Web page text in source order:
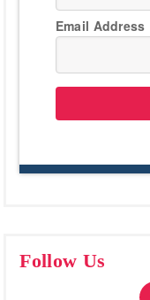
Email Address
Follow Us